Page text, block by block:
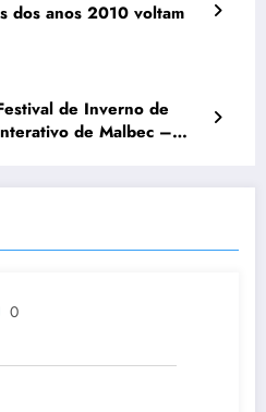
dos anos 2010 voltam
de Inverno de
de Malbec –
0